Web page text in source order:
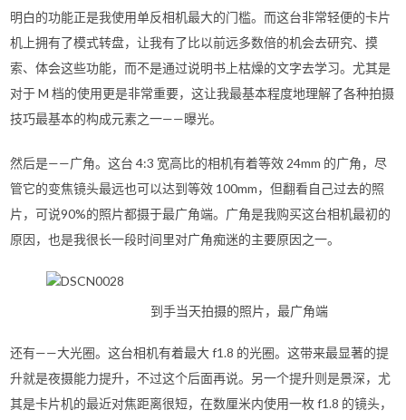
明白的功能正是我使用单反相机最大的门槛。而这台非常轻便的卡片
机上拥有了模式转盘，让我有了比以前远多数倍的机会去研究、摸
索、体会这些功能，而不是通过说明书上枯燥的文字去学习。尤其是
对于 M 档的使用更是非常重要，这让我最基本程度地理解了各种拍摄
技巧最基本的构成元素之一——曝光。
然后是——广角。这台 4:3 宽高比的相机有着等效 24mm 的广角，尽
管它的变焦镜头最远也可以达到等效 100mm，但翻看自己过去的照
片，可说90%的照片都摄于最广角端。广角是我购买这台相机最初的
原因，也是我很长一段时间里对广角痴迷的主要原因之一。
到手当天拍摄的照片，最广角端
还有——大光圈。这台相机有着最大 f1.8 的光圈。这带来最显著的提
升就是夜摄能力提升，不过这个后面再说。另一个提升则是景深，尤
其是卡片机的最近对焦距离很短，在数厘米内使用一枚 f1.8 的镜头，